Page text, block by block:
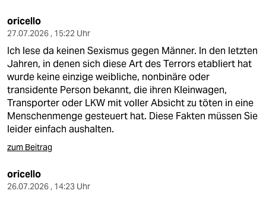
oricello
27.07.2026 , 15:22 Uhr
Ich lese da keinen Sexismus gegen Männer. In den letzten
Jahren, in denen sich diese Art des Terrors etabliert hat
wurde keine einzige weibliche, nonbinäre oder
transidente Person bekannt, die ihren Kleinwagen,
Transporter oder LKW mit voller Absicht zu töten in eine
Menschenmenge gesteuert hat. Diese Fakten müssen Sie
leider einfach aushalten.
zum Beitrag
oricello
26.07.2026 , 14:23 Uhr